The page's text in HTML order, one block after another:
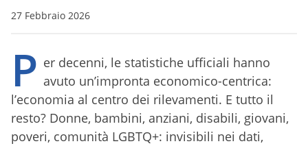
27 Febbraio 2026
P er decenni, le statistiche ufficiali hanno
avuto un’impronta economico-centrica:
l’economia al centro dei rilevamenti. E tutto il
resto? Donne, bambini, anziani, disabili, giovani,
poveri, comunità LGBTQ+: invisibili nei dati,